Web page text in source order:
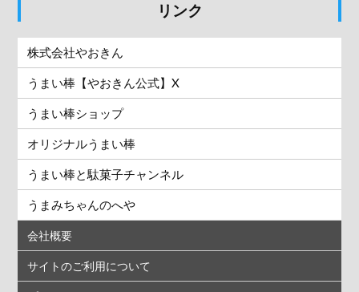
リンク
株式会社やおきん
うまい棒【やおきん公式】X
うまい棒ショップ
オリジナルうまい棒
うまい棒と駄菓子チャンネル
うまみちゃんのへや
会社概要
サイトのご利用について